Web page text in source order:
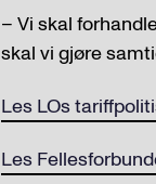
– Vi skal
skal vi gjøre
Les LOs
Les